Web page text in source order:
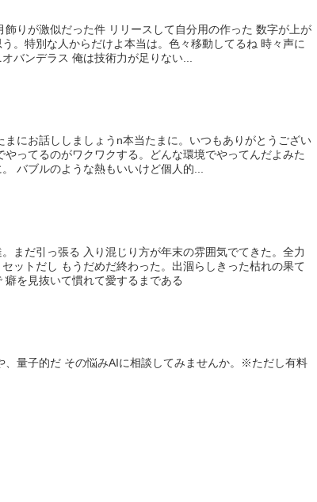
飾りが激似だった件 リリースして自分用の作った 数字が上が
。特別な人からだけよ本当は。色々移動してるね 時々声に
バンデラス 俺は技術力が足りない...
まにお話ししましょうn本当たまに。いつもありがとうござい
ってるのがワクワクする。どんな環境でやってんだよみた
バブルのような熱もいいけど個人的...
まだ引っ張る 入り混じり方が年末の雰囲気でてきた。全力
ットだし もうだめだ終わった。出涸らしきった枯れの果て
を見抜いて慣れて愛するまである
、量子的だ その悩みAIに相談してみませんか。※ただし有料